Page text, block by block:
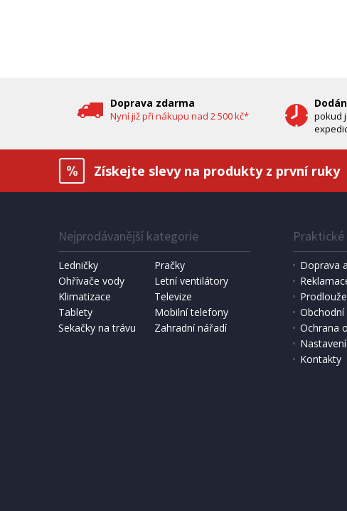
IHNED K EXPEDICI
1 190 Kč Přidat do košíku 6 490 Kč
DOMÁCÍ PEKÁRNA CHLEBA
Bravo B 4262
SOLÁRNÍ SPRCHA
Hawaj 38 l,
DOPRAVA
Doprava zdarma
Nyní již při nákupu nad 2 500 kč*
pokud
Získejte slevy na produkty z první ruky
Nejprodávanější kategorie
Ledničky
Pračky
Ohřívače vody
Letní ventilátory
Klimatizace
Televize
Tablety
Mobilní telefony
Sekačky na trávu
Zahradní nářadí
Doprava
Ochrana
Kontakty